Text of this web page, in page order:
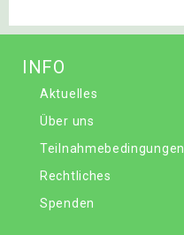
INFO
Aktuelles
Über uns
Teilnahmebedingungen
Rechtliches
Spenden